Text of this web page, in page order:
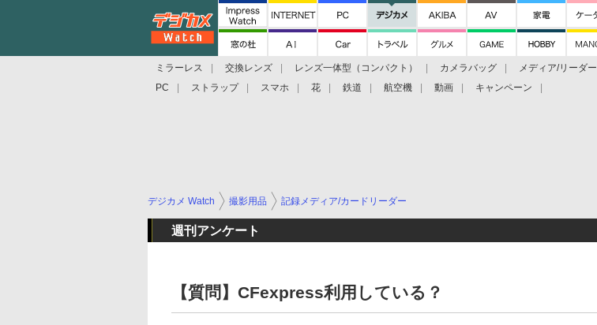
ミラーレス 交換レンズ レンズ一体型（コンパクト） カメラバッグ メディア/リーダー
PC
ストラップ スマホ 花 鉄道 航空機 動画 キャンペーン
デジカメ Watch 撮影用品 記録メディア/カードリーダー
週刊アンケート
【質問】CFexpress利用している？